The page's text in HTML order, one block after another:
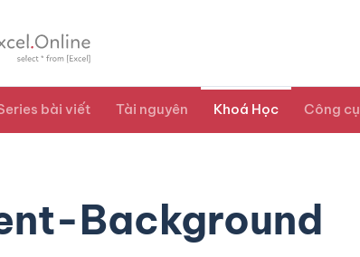
bài viết Tài nguyên Khoá Học Công cụ
Background